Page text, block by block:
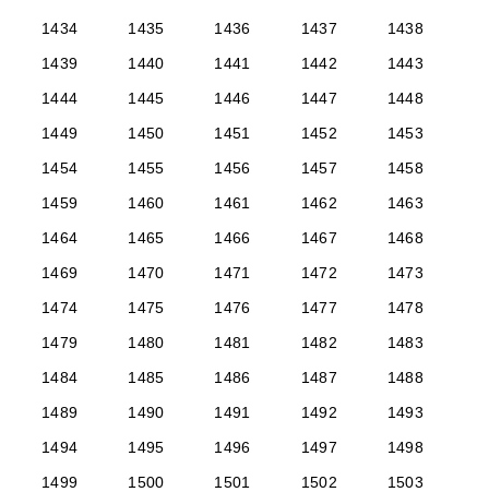
1434
1435 1436 1437
1438
1439
1440 1441 1442
1443
1444
1445 1446 1447
1448
1449
1450 1451 1452
1453
1454
1455 1456 1457
1458
1459
1460 1461 1462
1463
1464
1465 1466 1467
1468
1469
1470 1471 1472
1473
1474
1475 1476 1477
1478
1479
1480 1481 1482
1483
1484
1485 1486 1487
1488
1489
1490 1491 1492
1493
1494
1495 1496 1497
1498
1499
1500 1501 1502
1503